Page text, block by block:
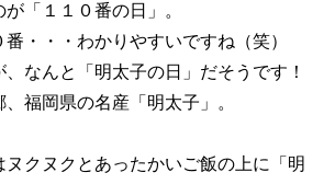
「１１０番の日」。
・・・わかりやすいですね（笑）
なんと「明太子の日」だそうです！
福岡県の名産「明太子」。
クヌクとあったかいご飯の上に「明